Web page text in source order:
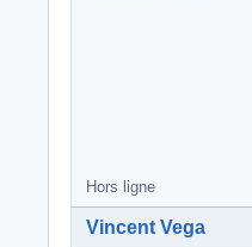
Hors ligne
Vincent Vega